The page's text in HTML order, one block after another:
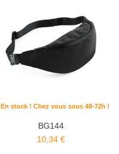
En stock ! Chez vous sous 48-72h !
BG144
10,34 €